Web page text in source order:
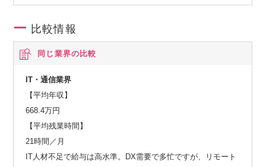
比較情報
同じ業界の比較
IT・通信業界
【平均年収】
668.4万円
【平均残業時間】
21時間／月
IT人材不足で給与は高水準。DX需要で多忙ですが、リモート